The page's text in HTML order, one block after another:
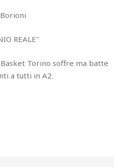
Borioni
REALE"
Torino soffre ma batte
a tutti in A2.